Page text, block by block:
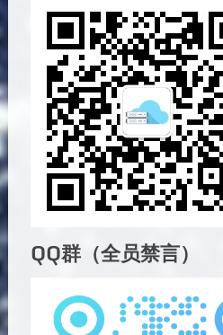
QQ群（全员禁言）